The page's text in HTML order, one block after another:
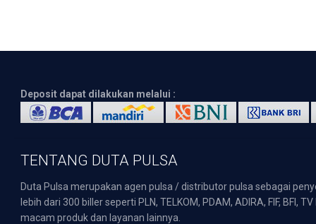
Deposit dapat dilakukan melalui :
TENTANG DUTA PULSA
Duta Pulsa merupakan agen pulsa / distributor pulsa sebagai
lebih dari 300 biller seperti PLN, TELKOM, PDAM, ADIRA, FIF,
macam produk dan layanan lainnya.